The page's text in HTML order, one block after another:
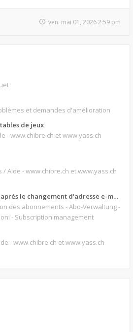
ven. mai 01, 2026 2:59 pm
et demandes d'amélioration
aux tables de jeux
- www.chibre.ch et www.yass.ch
/ Aide - www.chibre.ch et www.yass.ch
le changement d'adresse e-mail.
des abonnements - Abo-Verwaltung -
- Subscription management
- www.chibre.ch et www.yass.ch